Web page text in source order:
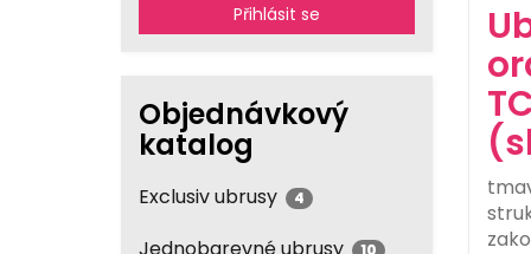
Přihlásit se
Objednávkový
katalog
Exclusiv ubrusy 4
10